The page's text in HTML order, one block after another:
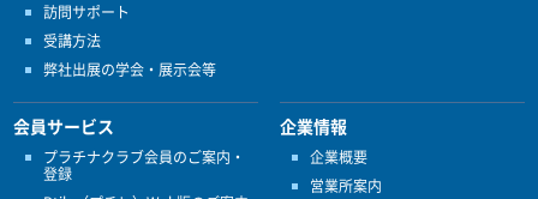
訪問サポート
受講方法
弊社出展の学会・展示会等
会員サービス
プラチナクラブ会員のご案内・
登録
企業情報
企業概要
営業所案内